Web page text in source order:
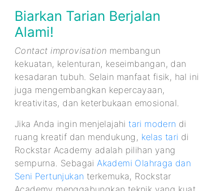
Biarkan Tarian Berjalan
Alami!
Contact improvisation membangun
kekuatan, kelenturan, keseimbangan, dan
kesadaran tubuh. Selain manfaat fisik, hal ini
juga mengembangkan kepercayaan,
kreativitas, dan keterbukaan emosional.
Jika Anda ingin menjelajahitari modern di
ruang kreatif dan mendukung, kelas tari di
Rockstar Academy adalah pilihan yang
sempurna. SebagaiAkademi Olahraga dan
Seni Pertunjukan terkemuka, Rockstar